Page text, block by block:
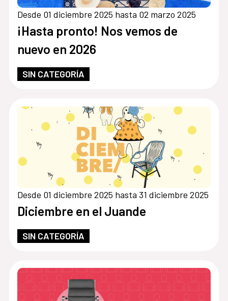
Desde 01 diciembre 2025 hasta 02 marzo 2025
¡Hasta pronto! Nos vemos de
nuevo en 2026
SIN CATEGORÍA
Desde 01 diciembre 2025 hasta 31 diciembre 2025
Diciembre en el Juande
SIN CATEGORÍA